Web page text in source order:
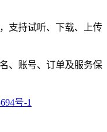
支持试听、下载、上传
、账号、订单及服务保
号-1